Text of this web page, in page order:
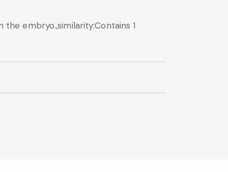
embryo.,similarity:Contains 1